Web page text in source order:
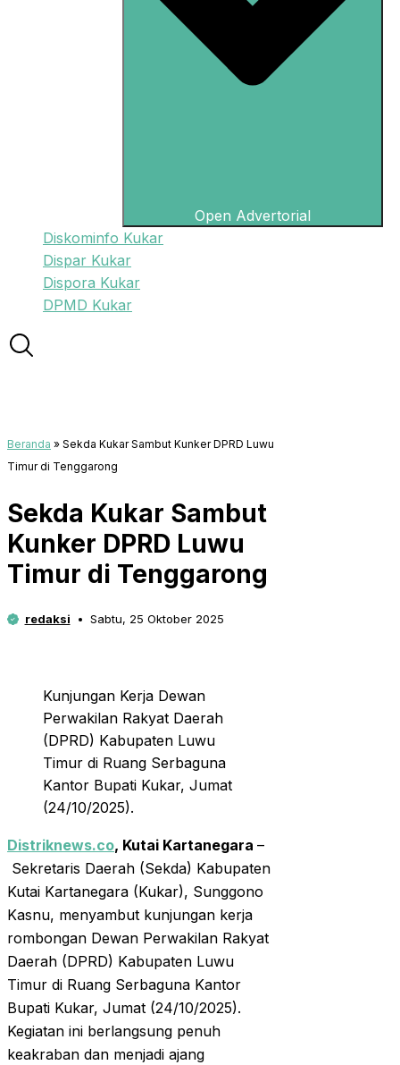
Open Advertorial
Diskominfo Kukar
Dispar Kukar
Dispora Kukar
DPMD Kukar
Beranda » Sekda Kukar Sambut Kunker DPRD Luwu
Timur di Tenggarong
Sekda Kukar Sambut
Kunker DPRD Luwu
Timur di Tenggarong
redaksi Sabtu, 25 Oktober 2025
Kunjungan Kerja Dewan
Perwakilan Rakyat Daerah
(DPRD) Kabupaten Luwu
Timur di Ruang Serbaguna
Kantor Bupati Kukar, Jumat
(24/10/2025).
Distriknews.co, Kutai Kartanegara –
Sekretaris Daerah (Sekda) Kabupaten
Kutai Kartanegara (Kukar), Sunggono
Kasnu, menyambut kunjungan kerja
rombongan Dewan Perwakilan Rakyat
Daerah (DPRD) Kabupaten Luwu
Timur di Ruang Serbaguna Kantor
Bupati Kukar, Jumat (24/10/2025).
Kegiatan ini berlangsung penuh
keakraban dan menjadi ajang